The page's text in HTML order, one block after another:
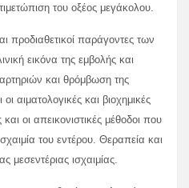
του οξέος μεγάκολου.
προδιαθετικοί παράγοντες των
εικόνα της εμβολής και
και θρόμβωση της
αιματολογικές και βιοχημικές
και οι απεικονιστικές μέθοδοι που
του εντέρου. Θεραπεία και
μεσεντέριας ισχαιμίας.